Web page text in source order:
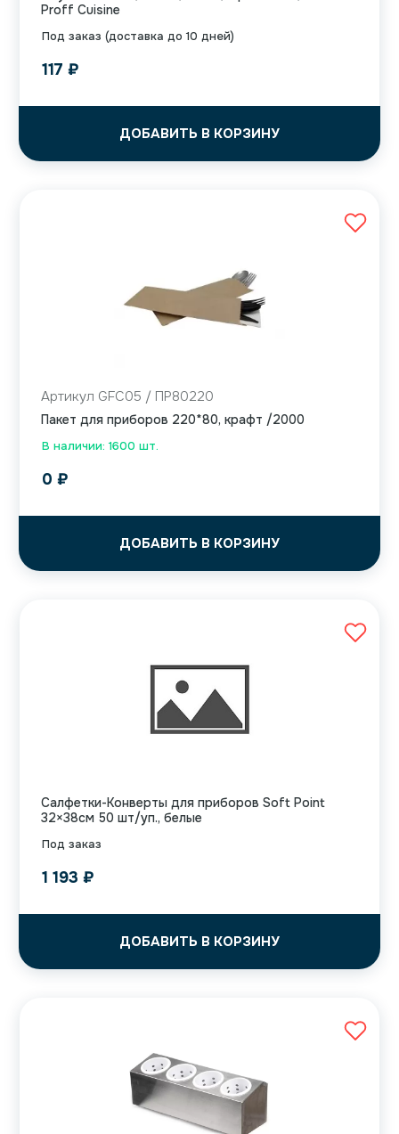
Под заказ (доставка до 10 дней)
Proff Cuisine
117 ₽
ДОБАВИТЬ В КОРЗИНУ
В наличии: 1600 шт.
Артикул GFС05 / ПР80220
Пакет для приборов 220*80, крафт /2000
0 ₽
ДОБАВИТЬ В КОРЗИНУ
Под заказ
Салфетки-Конверты для приборов Soft Point
32×38см 50 шт/уп., белые
1 193 ₽
ДОБАВИТЬ В КОРЗИНУ